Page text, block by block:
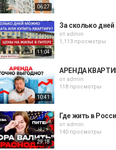
06:27
11:04
За сколько
от admin
1,113 просмотры
10:41
АРЕНДА
от admin
118 просмотры
29:18
Где жить в
от admin
140 просмотры